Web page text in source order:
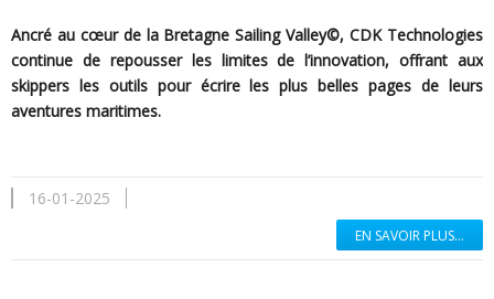
Ancré au cœur de la Bretagne Sailing Valley©, CDK Technologies
continue de repousser les limites de l’innovation, offrant aux
skippers les outils pour écrire les plus belles pages de leurs
aventures maritimes.
16-01-2025
EN SAVOIR PLUS...